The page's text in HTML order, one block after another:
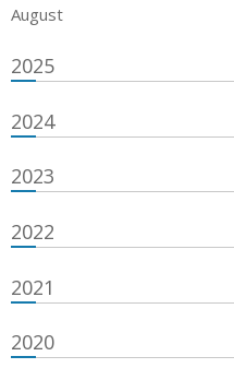
August
2025
2024
2023
2022
2021
2020